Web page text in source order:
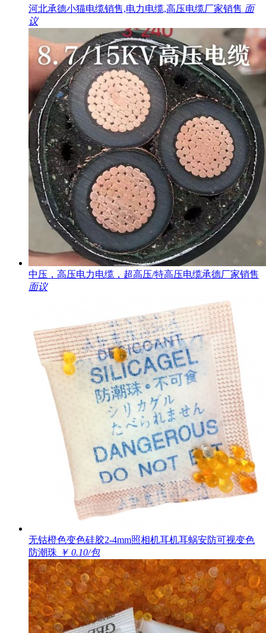
河北承德小猫电缆销售,电力电缆,高压电缆厂家销售 面
议
中压，高压电力电缆，超高压/特高压电缆承德厂家销售
面议
无钴橙色变色硅胶2-4mm照相机耳机耳蜗安防可视变色
防潮珠 ￥ 0.10/包